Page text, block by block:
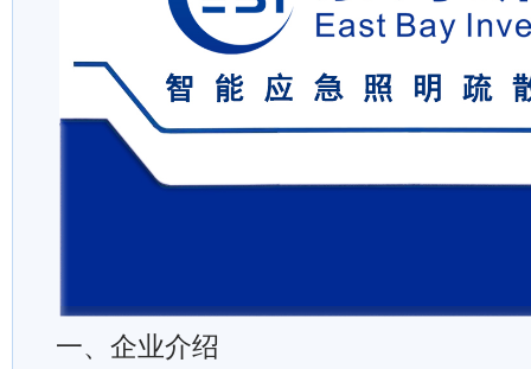
一、企业介绍